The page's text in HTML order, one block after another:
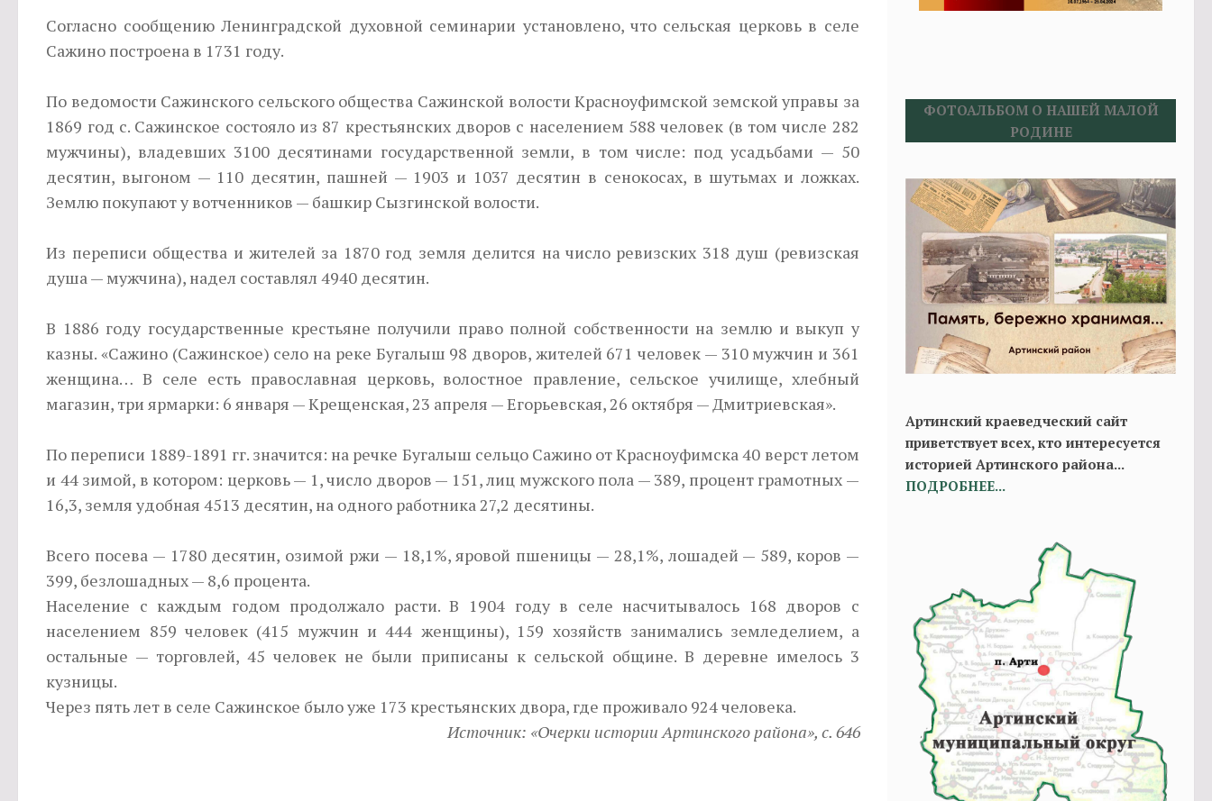
Согласно сообщению Ленинградской духовной семинарии установле­но, что сельская церковь в селе
Сажино построена в 1731 году.
По ведомости Сажинского сельского общества Сажинской волости Красноуфимской земской управы за
1869 год с. Сажинское состояло из 87 крестьянских дворов с населением 588 человек (в том числе 282
мужчины), владевших 3100 десятинами государственной земли, в том числе: под усадьбами — 50
десятин, выгоном — 110 десятин, пашней — 1903 и 1037 десятин в сенокосах, в шутьмах и ложках.
Землю покупа­ют у вотченников — башкир Сызгинской волости.
Из переписи общества и жителей за 1870 год земля делится на число ревиз­ских 318 душ (ревизская
душа — мужчина), надел составлял 4940 десятин.
В 1886 году государственные крестьяне получили право полной соб­ственности на землю и выкуп у
казны. «Сажино (Сажинское) село на реке Бугалыш 98 дворов, жителей 671 человек — 310 мужчин и 361
женщина… В селе есть православная церковь, волостное правление, сель­ское училище, хлебный
магазин, три ярмарки: 6 января — Крещенская, 23 апреля — Егорьевская, 26 октября — Дмитриевская».
По переписи 1889-1891 гг. значится: на речке Бугалыш сельцо Са­жино от Красноуфимска 40 верст летом
и 44 зимой, в котором: церковь — 1, число дворов — 151, лиц мужского пола — 389, процент грамотных —
16,3, земля удобная 4513 десятин, на одного работника 27,2 десятины.
Всего посева — 1780 десятин, озимой ржи — 18,1%, яровой пшеницы — 28,1%, лошадей — 589, коров —
399, безлошадных — 8,6 процента.
Население с каждым годом продолжало расти. В 1904 году в селе насчитывалось 168 дворов с
населением 859 человек (415 мужчин и 444 женщины), 159 хозяйств занимались земледелием, а
остальные — торговлей, 45 человек не были приписаны к сельской общине. В деревне имелось 3
кузницы.
Через пять лет в селе Сажинское было уже 173 крестьянских двора, где проживало 924 человека.
Источник: «Очерки истории Артинского района», с. 646
ФОТОАЛЬБОМ О НАШЕЙ МАЛОЙ
РОДИНЕ
Артинский краеведческий сайт
приветствует всех, кто интересуется
историей Артинского района...
ПОДРОБНЕЕ...